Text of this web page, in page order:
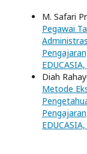
M. Safari
Pegawai
Diah
Metode